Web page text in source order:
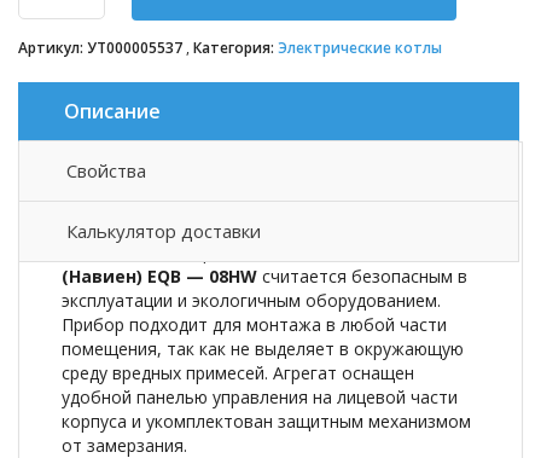
Артикул: УТ000005537 Категория: Электрические котлы
Описание
Свойства
Калькулятор доставки
Описание товара
(Навиен) EQB — 08HW считается безопасным в
эксплуатации и экологичным оборудованием.
Прибор подходит для монтажа в любой части
помещения, так как не выделяет в окружающую
среду вредных примесей. Агрегат оснащен
удобной панелью управления на лицевой части
корпуса и укомплектован защитным механизмом
от замерзания.